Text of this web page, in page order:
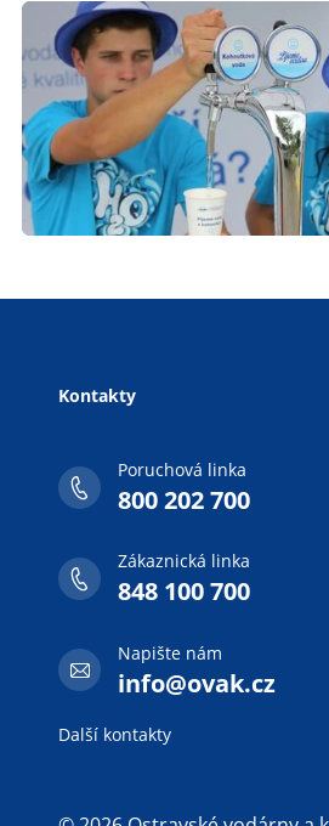
Kontakty
Poruchová linka
800 202 700
Zákaznická linka
848 100 700
Napište nám
info@ovak.cz
Další kontakty